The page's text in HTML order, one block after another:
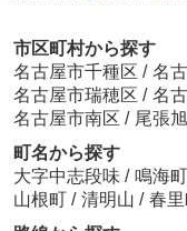
市区町村から探す
名古屋市千種区 / 名
名古屋市瑞穂区 / 名
名古屋市南区 / 尾張
町名から探す
大字中志段味 / 鳴海町
山根町 / 清明山 / 春